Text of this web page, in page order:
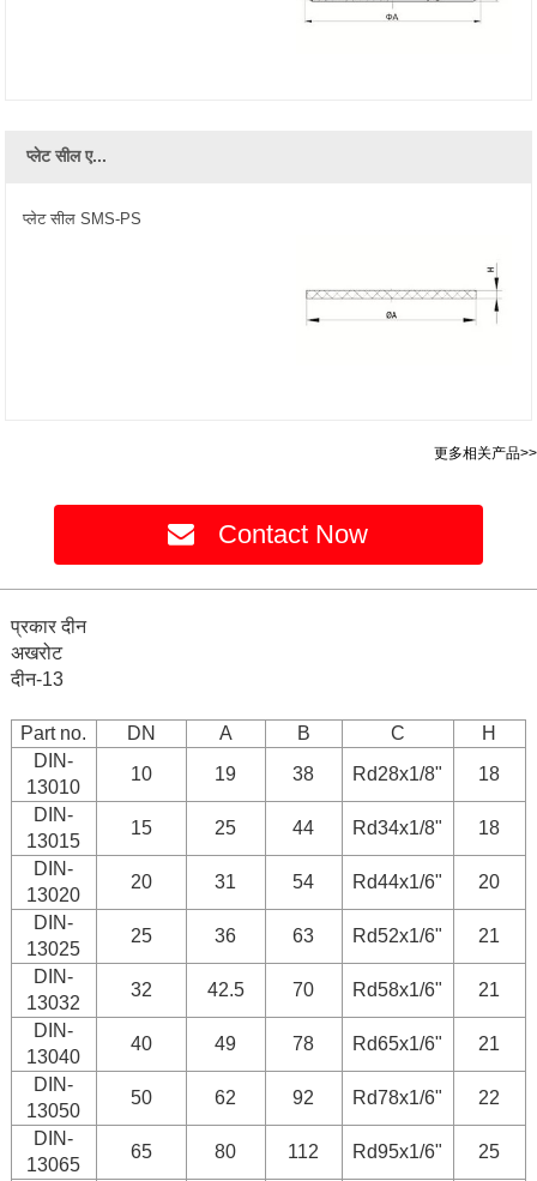
प्लेट सील ए...
प्लेट सील SMS-PS
更多相关产品>>
Contact Now
प्रकार दीन
अखरोट
दीन-13
Part no. DN A B C
H
DIN-
13010
10 19 38 Rd28x1/8"
18
DIN-
13015
15 25 44 Rd34x1/8"
18
DIN-
13020
20 31 54 Rd44x1/6"
20
DIN-
13025
25 36 63 Rd52x1/6"
21
DIN-
13032
32 42.5 70 Rd58x1/6"
21
DIN-
13040
40 49 78 Rd65x1/6"
21
DIN-
13050
50 62 92 Rd78x1/6"
22
DIN-
13065
65 80 112 Rd95x1/6"
25